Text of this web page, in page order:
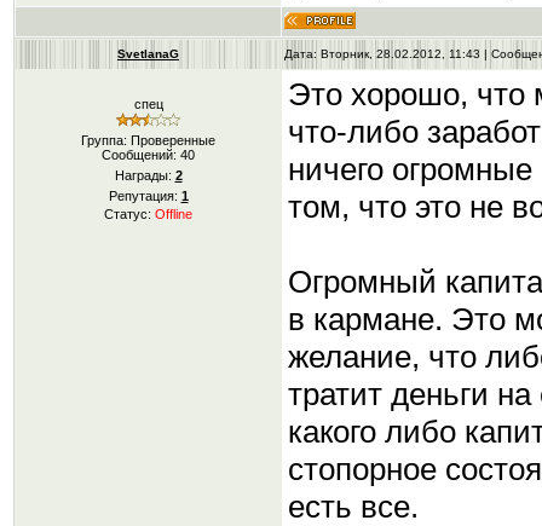
SvetlanaG Дата: Вторник, 28.02.2012, 11:43 |
спец
Группа: Проверенные
Сообщений: 40
Награды: 2
Репутация: 1
Статус: Offline
Это хорошо, что
что-либо
ничего
том, что это не
Огромный
в кармане. Это
желание, что
тратит деньги
какого либо
стопорное
есть все.